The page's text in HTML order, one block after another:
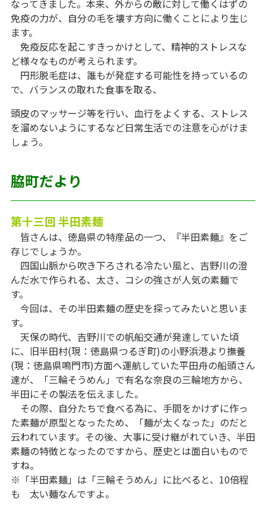
なってきました。本来、外からの敵に対して働くはずの
免疫の力が、自分の毛を壊す方向に働くことにより生じ
ます。
免疫反応を起こすきっかけとして、精神的ストレスな
ど様々なものが考えられます。
円形脱毛症は、誰もが発症する可能性を持っているの
で、バランスの取れた食事を取る、
頭皮のマッサージ等を行い、血行をよくする、ストレス
を溜めないようにするなど日常生活での注意を心がけま
しょう。
脇町だより
第十三回 半田素麺
皆さんは、徳島県の特産品の一つ、『半田素麺』をご
存じでしょうか。
四国山脈から吹き下ろされる冷たい風と、吉野川の澄
んだ水で作られる、太さ、コシの強さが人気の素麺で
す。
今回は、その半田素麺の歴史を探ってみたいと思いま
す。
天保の時代、吉野川での帆船交通が発達していた頃
に、旧半田村(現：徳島県つるぎ町)の小野浜港より撫養
(現：徳島県鳴門市)方面へ運航していた平田舟の船頭さん
達が、「三輪そうめん」で有名な奈良の三輪地方から、
半田にその製法を伝えました。
その際、自分たちで食べる為に、手間をかけずに作っ
た素麺が原型となったため、「麺が太くなった」のだと
云われています。その後、大事に受け継がれていき、半田
素麺の特徴となったのですから、歴史とは面白いもので
すね。
※「半田素麺」は「三輪そうめん」に比べると、10倍程
も 太い麺なんですよ。